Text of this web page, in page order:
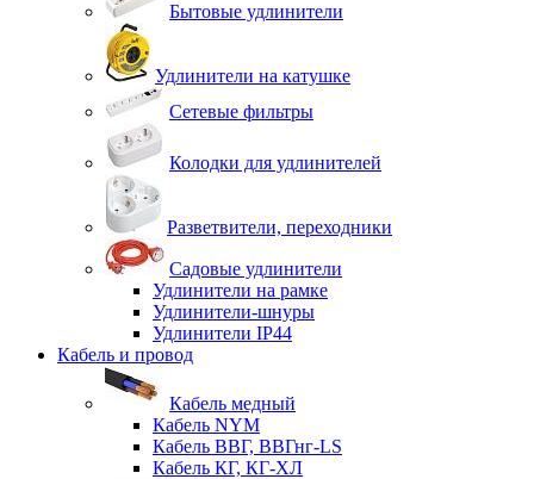
Бытовые удлинители
Удлинители на катушке
Сетевые фильтры
Колодки для удлинителей
Разветвители, переходники
Садовые удлинители
Удлинители на рамке
Удлинители-шнуры
Удлинители IP44
Кабель и провод
Кабель медный
Кабель NYM
Кабель ВВГ, ВВГнг-LS
Кабель КГ, КГ-ХЛ